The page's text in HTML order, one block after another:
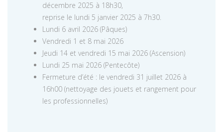
décembre 2025 à 18h30,
reprise le lundi 5 janvier 2025 à 7h30.
Lundi 6 avril 2026 (Pâques)
Vendredi 1 et 8 mai 2026
Jeudi 14 et vendredi 15 mai 2026 (Ascension)
Lundi 25 mai 2026 (Pentecôte)
Fermeture d’été : le vendredi 31 juillet 2026 à
16h00 (nettoyage des jouets et rangement pour
les professionnelles)